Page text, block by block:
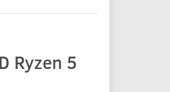
Ryzen 5